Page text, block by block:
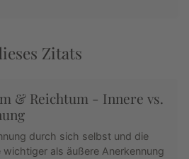
Zitats
& Reichtum - Innere vs.
durch sich selbst und die
wichtiger als äußere Anerkennung